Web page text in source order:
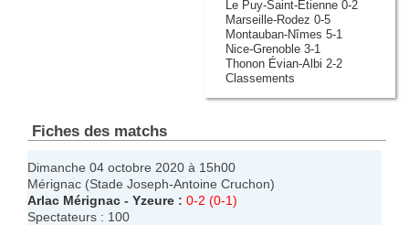
Le Puy-Saint-Étienne 0-2
Marseille-Rodez 0-5
Montauban-Nîmes 5-1
Nice-Grenoble 3-1
Thonon Évian-Albi 2-2
Classements
Fiches des matchs
Dimanche 04 octobre 2020 à 15h00
Mérignac (Stade Joseph-Antoine Cruchon)
Arlac Mérignac - Yzeure : 0-2 (0-1)
Spectateurs : 100